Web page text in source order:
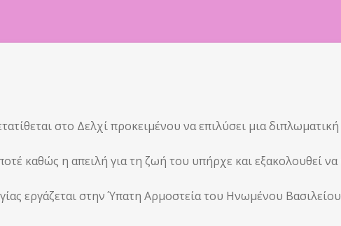
στο Δελχί προκειμένου να επιλύσει μια
καθώς η απειλή για τη ζωή του υπήρχε και εξακολουθεί να
εργάζεται στην Ύπατη Αρμοστεία του Ηνωμένου